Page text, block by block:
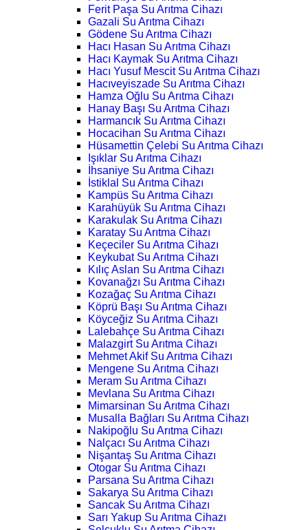
Ferit Paşa Su Arıtma Cihazı
Gazali Su Arıtma Cihazı
Gödene Su Arıtma Cihazı
Hacı Hasan Su Arıtma Cihazı
Hacı Kaymak Su Arıtma Cihazı
Hacı Yusuf Mescit Su Arıtma Cihazı
Hacıveyiszade Su Arıtma Cihazı
Hamza Oğlu Su Arıtma Cihazı
Hanay Başı Su Arıtma Cihazı
Harmancık Su Arıtma Cihazı
Hocacihan Su Arıtma Cihazı
Hüsamettin Çelebi Su Arıtma Cihazı
Işıklar Su Arıtma Cihazı
İhsaniye Su Arıtma Cihazı
İstiklal Su Arıtma Cihazı
Kampüs Su Arıtma Cihazı
Karahüyük Su Arıtma Cihazı
Karakulak Su Arıtma Cihazı
Karatay Su Arıtma Cihazı
Keçeciler Su Arıtma Cihazı
Keykubat Su Arıtma Cihazı
Kılıç Aslan Su Arıtma Cihazı
Kovanağzı Su Arıtma Cihazı
Kozağaç Su Arıtma Cihazı
Köprü Başı Su Arıtma Cihazı
Köyceğiz Su Arıtma Cihazı
Lalebahçe Su Arıtma Cihazı
Malazgirt Su Arıtma Cihazı
Mehmet Akif Su Arıtma Cihazı
Mengene Su Arıtma Cihazı
Meram Su Arıtma Cihazı
Mevlana Su Arıtma Cihazı
Mimarsinan Su Arıtma Cihazı
Musalla Bağları Su Arıtma Cihazı
Nakipoğlu Su Arıtma Cihazı
Nalçacı Su Arıtma Cihazı
Nişantaş Su Arıtma Cihazı
Otogar Su Arıtma Cihazı
Parsana Su Arıtma Cihazı
Sakarya Su Arıtma Cihazı
Sancak Su Arıtma Cihazı
Sarı Yakup Su Arıtma Cihazı